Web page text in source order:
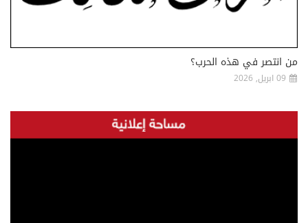
من انتصر في هذه الحرب؟
09 ابريل, 2026